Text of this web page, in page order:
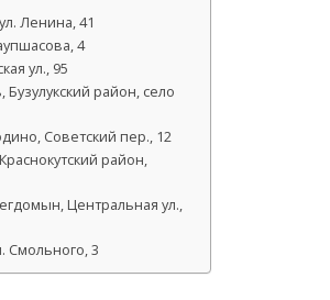
Ленина, 41
4
ул., 95
район, село
Советский пер., 12
район,
Центральная ул.,
Смольного, 3